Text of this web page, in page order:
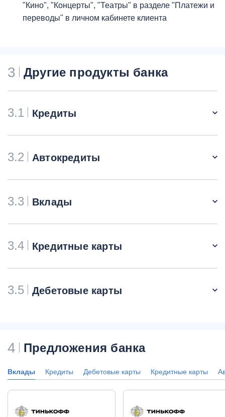
"Кино", "Концерты", "Театры" в разделе "Платежи и
переводы" в личном кабинете клиента
3 Другие продукты банка
3.1 Кредиты
3.2 Автокредиты
3.3 Вклады
3.4 Кредитные карты
3.5 Дебетовые карты
4 Предложения банка
Вклады Кредиты Дебетовые карты Кредитные карты